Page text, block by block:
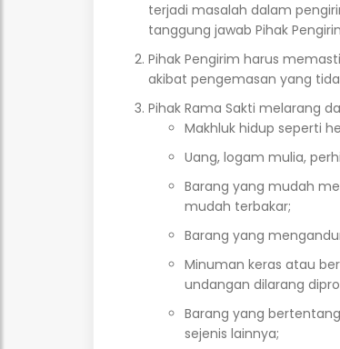
terjadi masalah dalam
tanggung jawab Pihak
Pihak Pengirim harus
akibat pengemasan yang
Pihak Rama Sakti melarang
Makhluk hidup seperti
Uang, logam mulia,
Barang yang mudah
mudah terbakar;
Barang yang
Minuman keras atau
undangan dilarang
Barang yang
sejenis lainnya;